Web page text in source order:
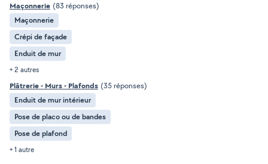
Maçonnerie (83 réponses)
Maçonnerie
Crépi de façade
Enduit de mur
+ 2 autres
Plâtrerie - Murs - Plafonds (35 réponses)
Enduit de mur intérieur
Pose de placo ou de bandes
Pose de plafond
+ 1 autre